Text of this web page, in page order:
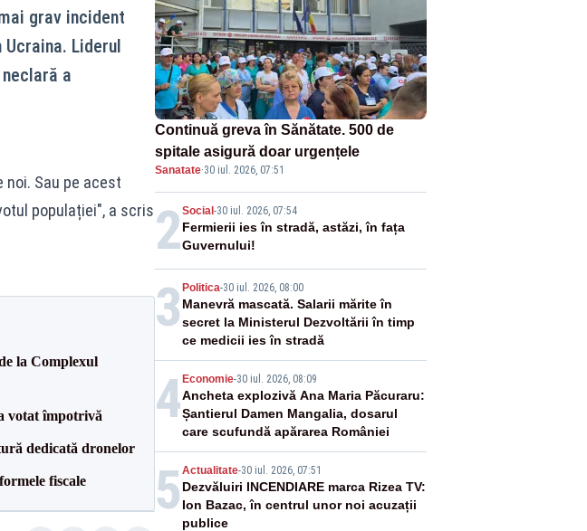
grav incident
Liderul
a
Sau pe acest
populației", a scris
la Complexul
votat împotrivă
dedicată dronelor
fiscale
Continuă greva în Sănătate. 500 de
spitale asigură doar urgențele
Sanatate·30 iul. 2026, 07:51
2Social-30 iul. 2026, 07:54
Fermierii ies în stradă, astăzi, în fața
Guvernului!
3 Politica-30 iul. 2026, 08:00
Manevră mascată. Salarii mărite în
secret la Ministerul Dezvoltării în timp
ce medicii ies în stradă
4Economie-30 iul. 2026, 08:09
Ancheta explozivă Ana Maria Păcuraru:
Șantierul Damen Mangalia, dosarul
care scufundă apărarea României
5 Actualitate-30 iul. 2026, 07:51
Dezvăluiri INCENDIARE marca Rizea TV:
Ion Bazac, în centrul unor noi acuzații
publice